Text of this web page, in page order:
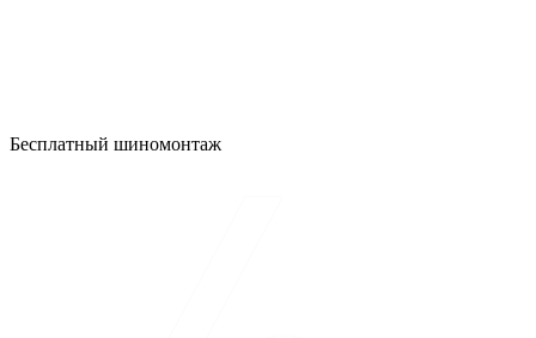
Бесплатный шиномонтаж